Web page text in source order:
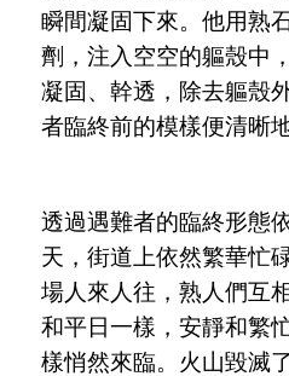
瞬間凝固下來。他用熟
劑，注入空空的軀殼中
凝固、幹透，除去軀殼
者臨終前的模樣便清晰
透過遇難者的臨終形態
天，街道上依然繁華忙
場人來人往，熟人們互
和平日一樣，安靜和繁
樣悄然來臨。火山毀滅